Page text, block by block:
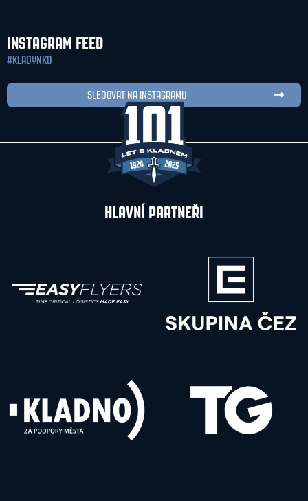
INSTAGRAM FEED
#KLADYNKO
SLEDOVAT NA INSTAGRAMU
HLAVNÍ PARTNEŘI